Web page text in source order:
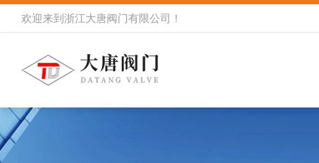
欢迎来到 浙江大唐阀门有限公司 ！